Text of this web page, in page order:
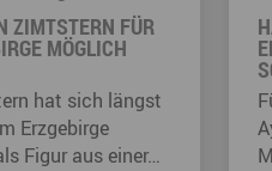
ZIMTSTERN FÜR
MÖGLICH
hat sich längst
Erzgebirge
Figur aus einer…